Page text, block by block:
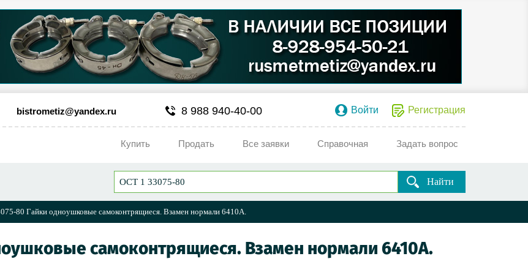
bistrometiz@yandex.ru 8 988 940-40-00 Войти Регистрация
Купить Продать Все заявки Справочная Задать вопрос
Найти
80 Гайки одноушковые самоконтрящиеся. Взамен нормали 6410А.
самоконтрящиеся. Взамен нормали 6410А.